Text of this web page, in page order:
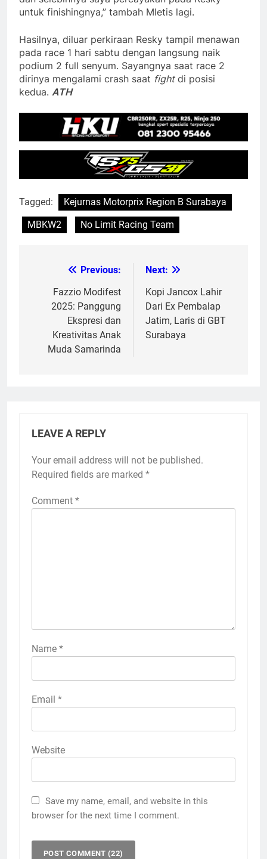
untuk finishingnya,” tambah Mletis lagi.
Hasilnya, diluar perkiraan Resky tampil menawan
pada race 1 hari sabtu dengan langsung naik
podium 2 full senyum. Sayangnya saat race 2
dirinya mengalami crash saat fightdi posisi
kedua. ATH
Tagged:
Kejurnas Motorprix Region B Surabaya
MBKW2
No Limit Racing Team
navigation
Previous:
Fazzio Modifest
2025: Panggung
Ekspresi dan
Kreativitas Anak
Muda Samarinda
Next:
Kopi Jancox Lahir
Dari Ex Pembalap
Jatim, Laris di GBT
Surabaya
LEAVE A REPLY
Your email address will not be published.
Required fields are marked *
Comment *
Name *
Email *
Website
Save my name, email, and website in this
browser for the next time I comment.